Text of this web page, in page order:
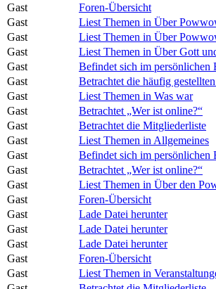
Gast
Foren-Übersicht
Gast
Liest Themen in Über
Gast
Liest Themen in Über
Gast
Liest Themen in Über Gott
Gast
Befindet sich im persönlichen
Gast
Betrachtet die häufig
Gast
Liest Themen in Was war
Gast
Betrachtet „Wer ist online?“
Gast
Betrachtet die Mitgliederliste
Gast
Liest Themen in Allgemeines
Gast
Befindet sich im persönlichen
Gast
Betrachtet „Wer ist online?“
Gast
Liest Themen in Über den
Gast
Foren-Übersicht
Gast
Lade Datei herunter
Gast
Lade Datei herunter
Gast
Lade Datei herunter
Gast
Foren-Übersicht
Gast
Liest Themen in